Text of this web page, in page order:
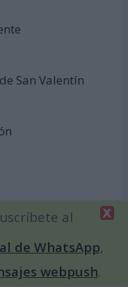
San Valentín
al
de WhatsApp,
webpush.